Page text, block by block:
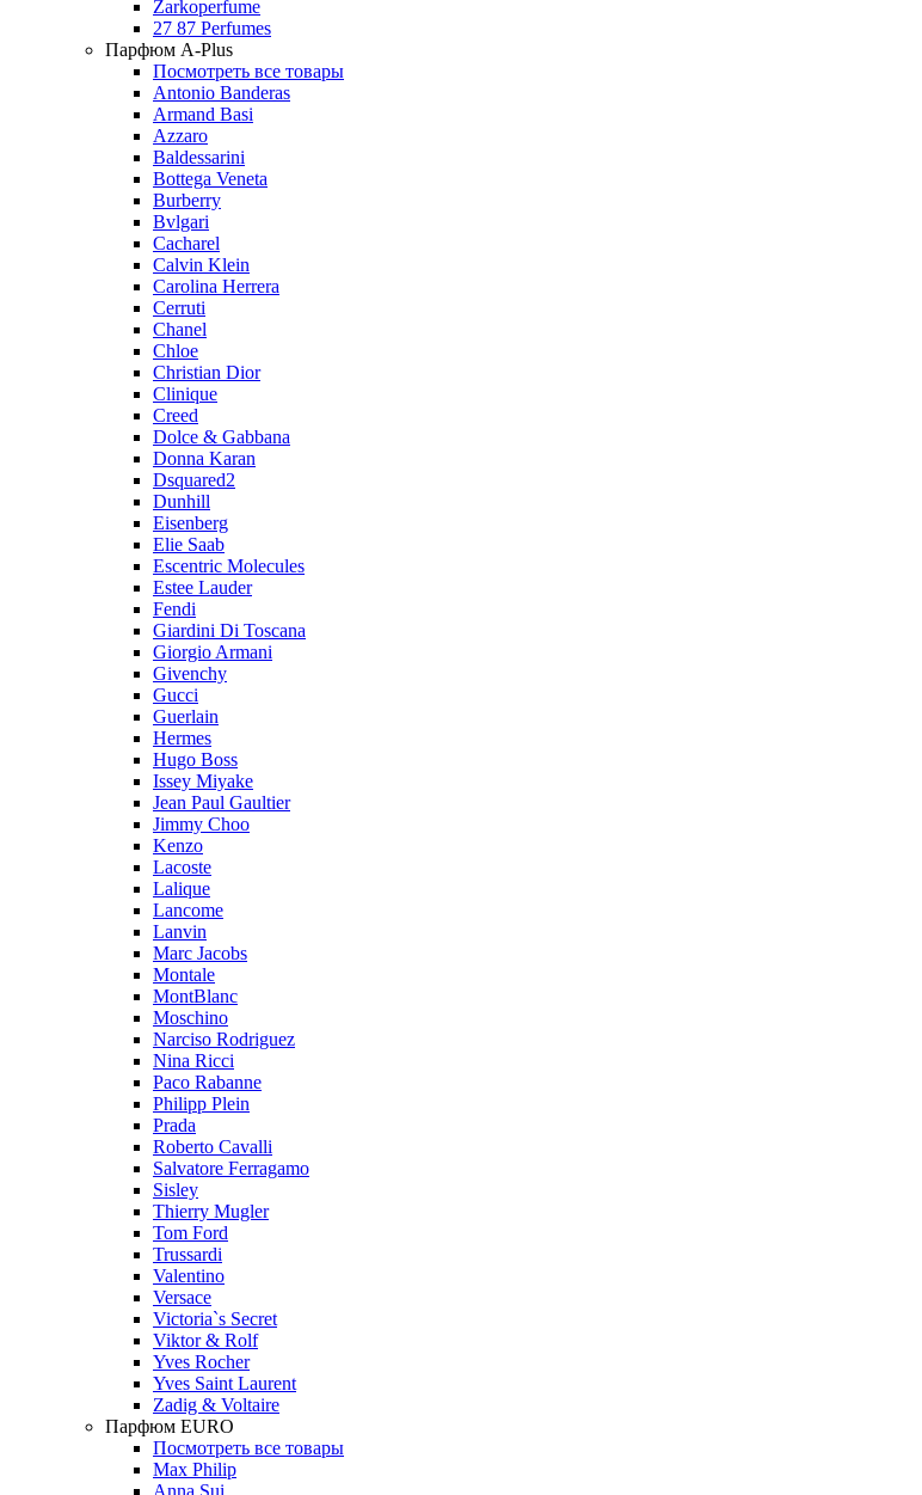
Zarkoperfume
27 87 Perfumes
Парфюм A-Plus
Посмотреть все товары
Antonio Banderas
Armand Basi
Azzaro
Baldessarini
Bottega Veneta
Burberry
Bvlgari
Cacharel
Calvin Klein
Carolina Herrera
Cerruti
Chanel
Chloe
Christian Dior
Clinique
Creed
Dolce & Gabbana
Donna Karan
Dsquared2
Dunhill
Eisenberg
Elie Saab
Escentric Molecules
Estee Lauder
Fendi
Giardini Di Toscana
Giorgio Armani
Givenchy
Gucci
Guerlain
Hermes
Hugo Boss
Issey Miyake
Jean Paul Gaultier
Jimmy Choo
Kenzo
Lacoste
Lalique
Lancome
Lanvin
Marc Jacobs
Montale
MontBlanc
Moschino
Narciso Rodriguez
Nina Ricci
Paco Rabanne
Philipp Plein
Prada
Roberto Cavalli
Salvatore Ferragamo
Sisley
Thierry Mugler
Tom Ford
Trussardi
Valentino
Versace
Victoria`s Secret
Viktor & Rolf
Yves Rocher
Yves Saint Laurent
Zadig & Voltaire
Парфюм EURO
Посмотреть все товары
Max Philip
Anna Sui